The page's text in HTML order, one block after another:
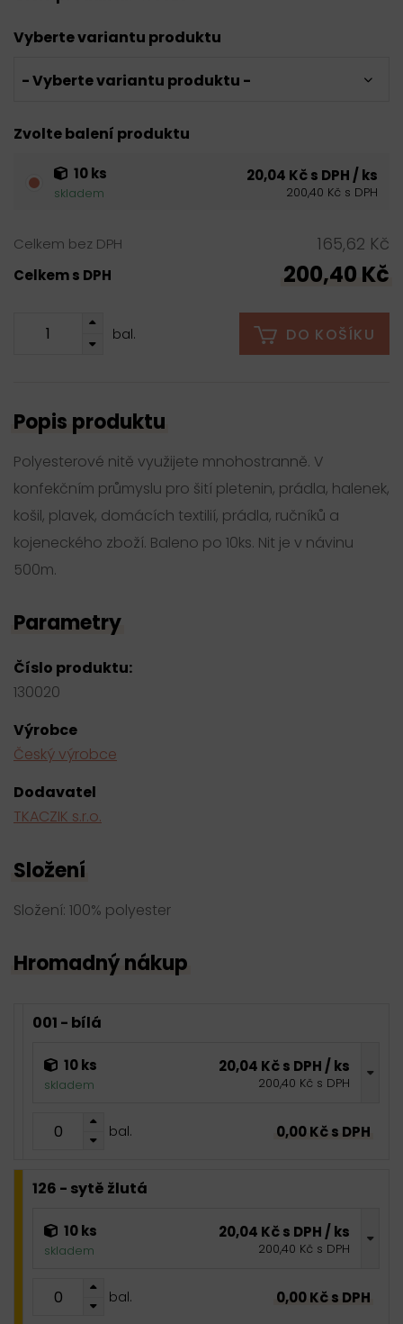
Vyberte variantu produktu
- Vyberte variantu produktu -
Zvolte balení produktu
10 ks
skladem
20,04 Kč s DPH / ks
200,40 Kč s DPH
Celkem bez DPH 165,62 Kč
Celkem s DPH 200,40 Kč
bal. DO KOŠÍKU
Popis produktu
Polyesterové nitě využijete mnohostranně. V
konfekčním průmyslu pro šití pletenin, prádla, halenek,
košil, plavek, domácích textilií, prádla, ručníků a
kojeneckého zboží. Baleno po 10ks. Nit je v návinu
500m.
Parametry
Číslo produktu:
130020
Výrobce
Český výrobce
Dodavatel
TKACZIK s.r.o.
Složení
Složení: 100% polyester
Hromadný nákup
001 - bílá
10 ks
skladem
20,04 Kč s DPH / ks
200,40 Kč s DPH
bal. 0,00 Kč s DPH
126 - sytě žlutá
10 ks
skladem
20,04 Kč s DPH / ks
200,40 Kč s DPH
bal. 0,00 Kč s DPH